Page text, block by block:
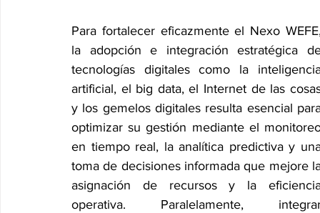
Para fortalecer eficazmente el Nexo
la adopción e integración estratégica
tecnologías digitales como la
artificial, el big data, el Internet de las
y los gemelos digitales resulta esencial
optimizar su gestión mediante el
en tiempo real, la analítica predictiva y
toma de decisiones informada que mejore
asignación de recursos y la
operativa. Paralelamente,